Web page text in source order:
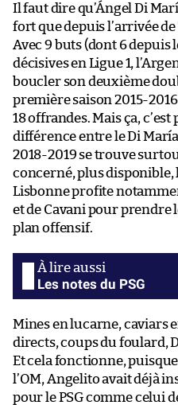
Il faut dire qu’Ángel Di
fort que depuis l’arrivée de
Avec 9 buts (dont 6 depuis
décisives en Ligue 1,
boucler son deuxième
première saison 2015-
18 offrandes. Mais ça,
différence entre le Di
2018-2019 se trouve
concerné, plus disponible,
Lisbonne profite
et de Cavani pour prendre
plan offensif.
Les notes du PSG
Mines en lucarne, caviars
directs, coups du foulard,
Et cela fonctionne,
l’OM, Angelito avait déjà
pour le PSG comme celui